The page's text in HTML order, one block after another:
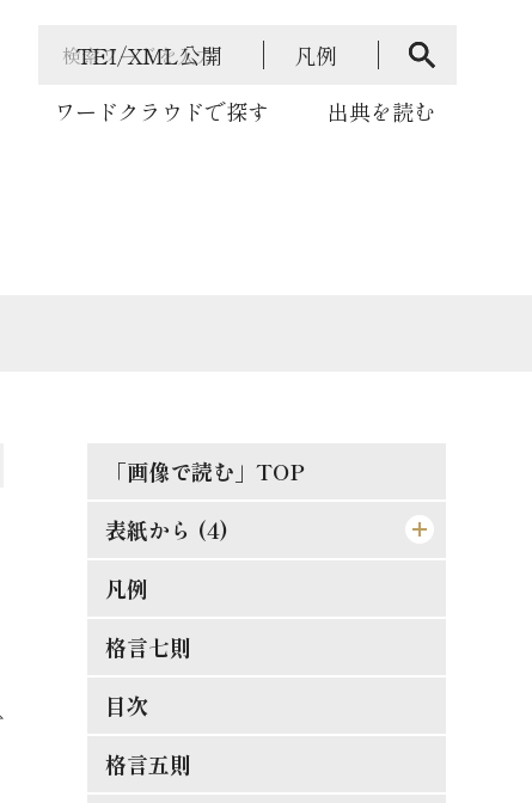
TEI/XML公開
凡例
ワードクラウドで探す 出典を読む
「画像で読む」TOP
表紙から (4)
[表紙]
[表見返し]
[遊び紙]
[扉]
凡例
格言七則
目次
格言五則